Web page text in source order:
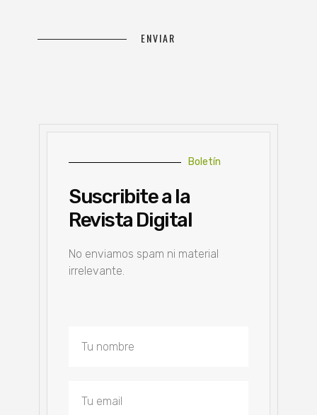
Boletín
Suscribite a la
Revista Digital
No enviamos spam ni material
irrelevante.